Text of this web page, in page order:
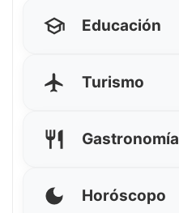
Educación
Turismo
Gastronomía
Horóscopo